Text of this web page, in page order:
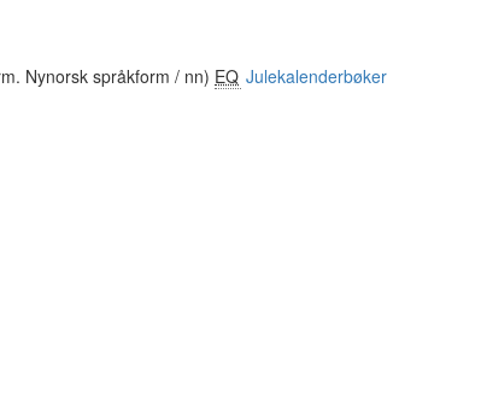
Nynorsk språkform / nn) EQ Julekalenderbøker